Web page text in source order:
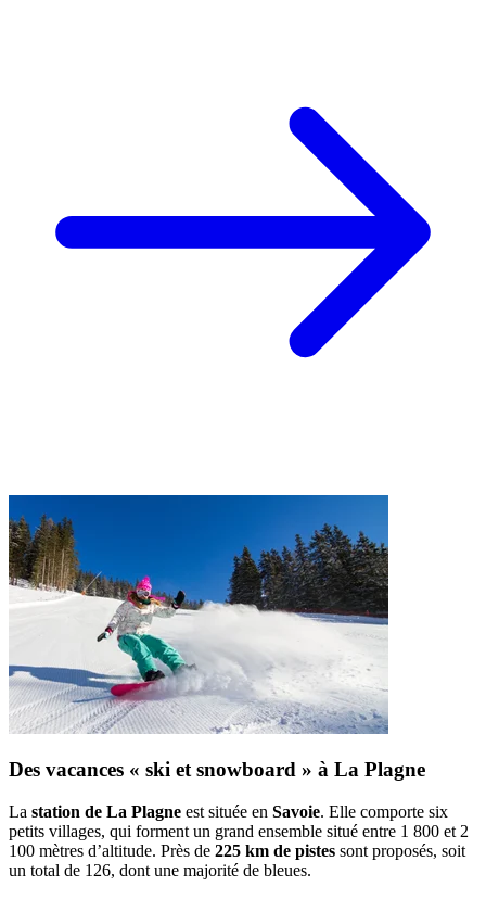
Des vacances « ski et snowboard » à La Plagne
La station de La Plagne est située en Savoie. Elle comporte six
petits villages, qui forment un grand ensemble situé entre 1 800 et 2
100 mètres d’altitude. Près de 225 km de pistes sont proposés, soit
un total de 126, dont une majorité de bleues.